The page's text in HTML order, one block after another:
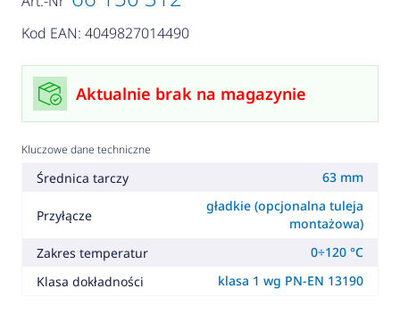
Kod EAN: 4049827014490
Aktualnie brak na magazynie
Kluczowe dane techniczne
Średnica tarczy 63 mm
Przyłącze
gładkie (opcjonalna tuleja
montażowa)
Zakres temperatur
0÷120 °C
Klasa dokładności
klasa 1 wg PN-EN 13190